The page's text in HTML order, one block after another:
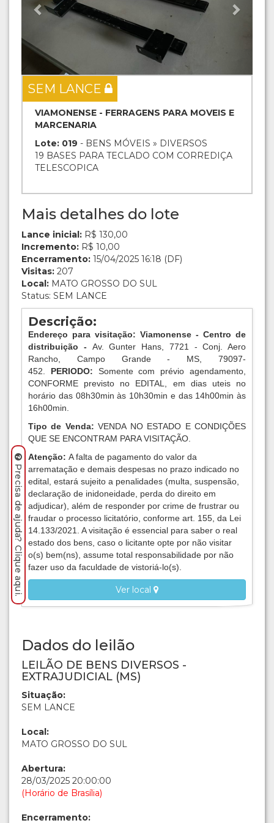
SEM LANCE
VIAMONENSE - FERRAGENS PARA MOVEIS E
MARCENARIA
Lote: 019 - BENS MÓVEIS » DIVERSOS
19 BASES PARA TECLADO COM CORREDIÇA
TELESCOPICA
Mais detalhes do lote
Lance inicial: R$ 130,00
Incremento: R$ 10,00
Encerramento: 15/04/2025 16:18 (DF)
Visitas: 207
Local: MATO GROSSO DO SUL
Status: SEM LANCE
Descrição:
Endereço para visitação: Viamonense - Centro de
distribuição - Av. Gunter Hans, 7721 - Conj. Aero
Rancho, Campo Grande - MS, 79097-
452. PERIODO: Somente com prévio agendamento,
CONFORME previsto no EDITAL, em dias uteis no
horário das 08h30min às 10h30min e das 14h00min às
16h00min.
Tipo de Venda:VENDA NO ESTADO E CONDIÇÕES
QUE SE ENCONTRAM PARA VISITAÇÃO.
Atenção: A falta de pagamento do valor da
arrematação e demais despesas no prazo indicado no
edital, estará sujeito a penalidades (multa, suspensão,
declaração de inidoneidade, perda do direito em
adjudicar), além de responder por crime de frustrar ou
fraudar o processo licitatório, conforme art. 155, da Lei
14.133/2021. A visitação é essencial para saber o real
estado dos bens, caso o licitante opte por não visitar
o(s) bem(ns), assume total responsabilidade por não
fazer uso da faculdade de vistoriá-lo(s).
Ver local
Dados do leilão
LEILÃO DE BENS DIVERSOS -
EXTRAJUDICIAL (MS)
Situação:
SEM LANCE
Local:
MATO GROSSO DO SUL
Abertura:
28/03/2025 20:00:00
(Horário de Brasília)
Encerramento:
Precisa de ajuda? Clique aqui.